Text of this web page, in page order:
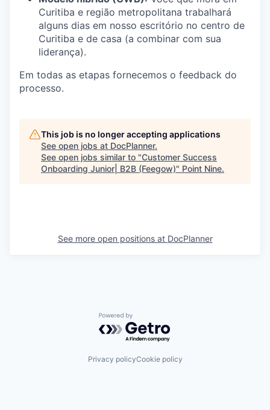
Curitiba e região metropolitana trabalhará
alguns dias em nosso escritório no centro de
Curitiba e de casa (a combinar com sua
liderança).
Em todas as etapas fornecemos o feedback do
processo.
This job is no longer accepting applications
See open jobs at DocPlanner.
See open jobs similar to "Customer Success
Onboarding Junior| B2B (Feegow)" Point Nine.
See more open positions at DocPlanner
Powered by Getro.com
Privacy policyCookie policy